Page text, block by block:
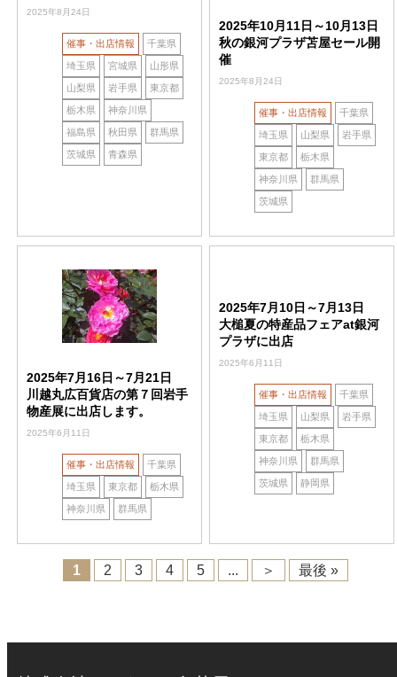
2025年8月24日
催事・出店情報 千葉県
埼玉県 宮城県 山形県
山梨県 岩手県 東京都
栃木県 神奈川県
福島県 秋田県 群馬県
茨城県 青森県
2025年10月11日～10月13日
秋の銀河プラザ苫屋セール開
催
2025年8月24日
催事・出店情報 千葉県
埼玉県 山梨県 岩手県
東京都 栃木県
神奈川県 群馬県
茨城県
2025年7月16日～7月21日
川越丸広百貨店の第７回岩手
物産展に出店します。
2025年6月11日
催事・出店情報 千葉県
埼玉県 東京都 栃木県
神奈川県 群馬県
2025年7月10日～7月13日
大槌夏の特産品フェアat銀河
プラザに出店
2025年6月11日
催事・出店情報 千葉県
埼玉県 山梨県 岩手県
東京都 栃木県
神奈川県 群馬県
茨城県 静岡県
1 2 3 4 5 ... ＞ 最後 »